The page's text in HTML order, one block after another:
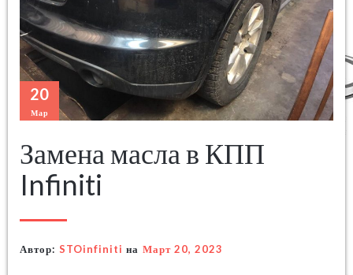
20
Мар
Замена масла в КПП
Infiniti
Автор: STOinfiniti на Март 20, 2023